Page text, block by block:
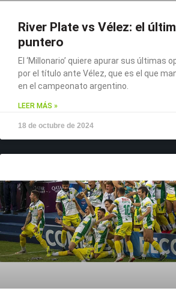
River Plate vs Vélez: el
puntero
El ‘Millonario’ quiere apurar sus últimas
por el título ante Vélez, que es el que
en el campeonato argentino.
LEER MÁS »
18 de octubre de 2024